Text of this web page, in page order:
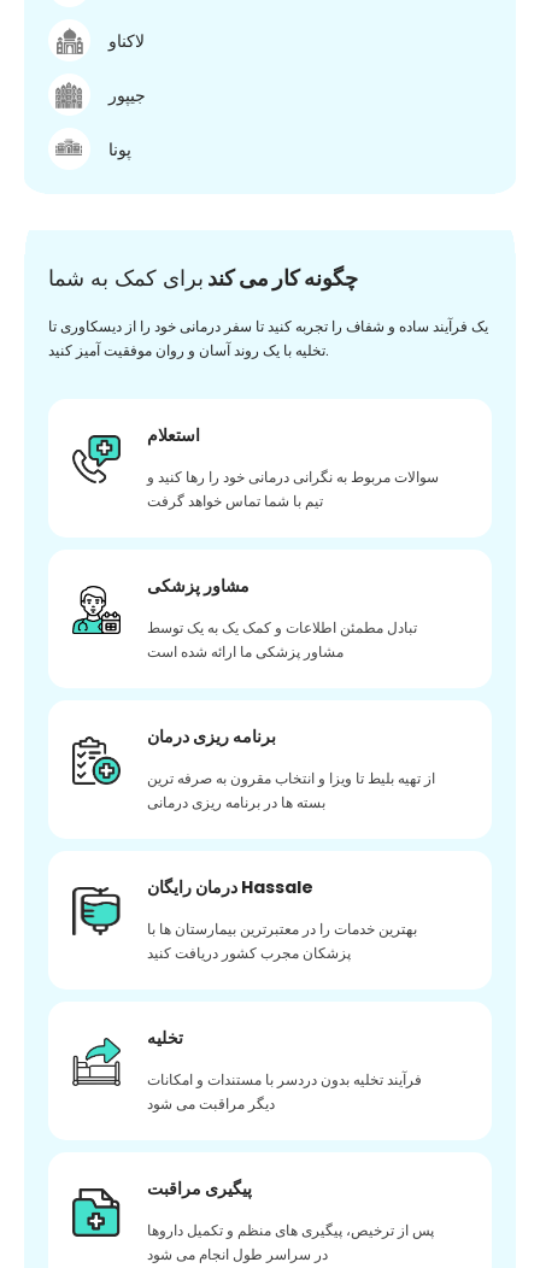
لاکناو
جیپور
پونا
چگونه کار می کند برای کمک به شما
یک فرآیند ساده و شفاف را تجربه کنید تا سفر درمانی خود را از دیسکاوری تا
تخلیه با یک روند آسان و روان موفقیت آمیز کنید.
استعلام
سوالات مربوط به نگرانی درمانی خود را رها کنید و
تیم با شما تماس خواهد گرفت
مشاور پزشکی
تبادل مطمئن اطلاعات و کمک یک به یک توسط
مشاور پزشکی ما ارائه شده است
برنامه ریزی درمان
از تهیه بلیط تا ویزا و انتخاب مقرون به صرفه ترین
بسته ها در برنامه ریزی درمانی
درمان رایگان Hassale
بهترین خدمات را در معتبرترین بیمارستان ها با
پزشکان مجرب کشور دریافت کنید
تخلیه
فرآیند تخلیه بدون دردسر با مستندات و امکانات
دیگر مراقبت می شود
پیگیری مراقبت
پس از ترخیص، پیگیری های منظم و تکمیل داروها
در سراسر طول انجام می شود